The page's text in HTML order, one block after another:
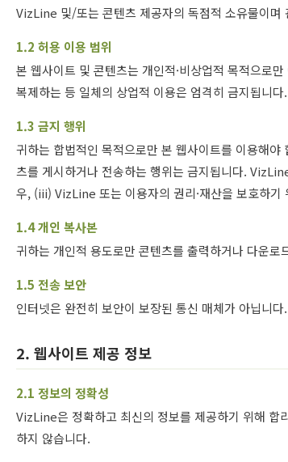
VizLine 및/또는 콘텐츠 제공자의 독점적 소유물이며
1.2 허용 이용 범위
본 웹사이트 및 콘텐츠는 개인적·비상업적 목적으로
복제하는 등 일체의 상업적 이용은 엄격히 금지됩니다.
1.3 금지 행위
귀하는 합법적인 목적으로만 본 웹사이트를 이용해
츠를 게시하거나 전송하는 행위는 금지됩니다.
우, (iii) VizLine 또는 이용자의 권리·재산을 보호하
1.4 개인 복사본
귀하는 개인적 용도로만 콘텐츠를 출력하거나 다운
1.5 전송 보안
인터넷은 완전히 보안이 보장된 통신 매체가 아닙니
2. 웹사이트 제공 정보
2.1 정보의 정확성
VizLine은 정확하고 최신의 정보를 제공하기 위해 합
하지 않습니다.